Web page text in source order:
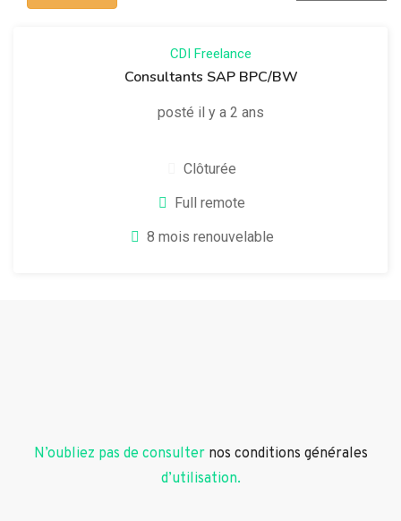
CDI Freelance
Consultants SAP BPC/BW
posté il y a 2 ans
Clôturée
Full remote
8 mois renouvelable
N’oubliez pas de consulter nos conditions générales
d’utilisation.